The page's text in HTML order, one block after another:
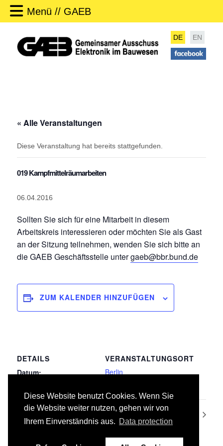
Diese Website benutzt Cookies. Wenn Sie
die Website weiter nutzen, gehen wir von
Ihrem Einverständnis aus. Data protection
Menü // GAEB
DE EN
« Alle Veranstaltungen
Diese Veranstaltung hat bereits stattgefunden.
019 Kampfmittelräumarbeiten
06.04.2016
Sollten Sie sich für eine Mitarbeit in diesem
Arbeitskreis interessieren oder möchten Sie als Gast
an der Sitzung teilnehmen, wenden Sie sich bitte an
die GAEB Geschäftsstelle untergaeb@bbr.bund.de
ZUM KALENDER HINZUFÜGEN
DETAILS
Datum:
VERANSTALTUNGSORT
Berlin
021 Dachabdichtungsarbeiten